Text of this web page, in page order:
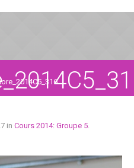
in Cours 2014: Groupe 5.